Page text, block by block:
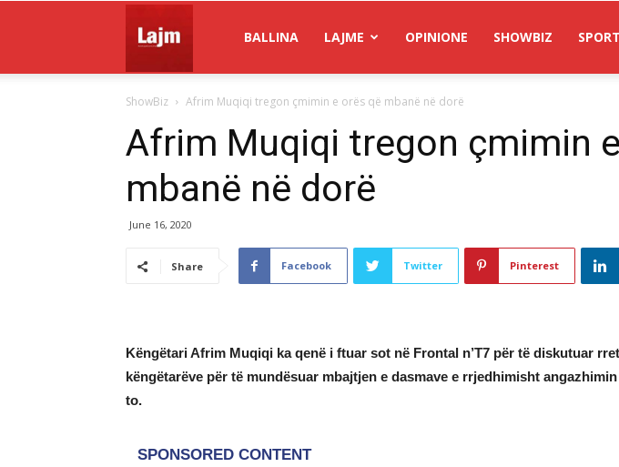
Lajm
BALLINA LAJME OPINIONE SHOWBIZ SPORT
ShowBiz Afrim Muqiqi tregon çmimin e orës që mbanë në dorë
Afrim Muqiqi tregon çmimin
mbanë në dorë
June 16, 2020
Share Facebook Twitter Pinterest
Këngëtari Afrim Muqiqi ka qenë i ftuar sot në Frontal n’T7 për të diskutuar
këngëtarëve për të mundësuar mbajtjen e dasmave e rrjedhimisht
to.